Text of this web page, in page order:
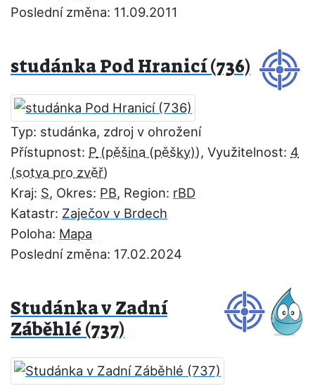
Poslední změna: 11.09.2011
studánka Pod Hranicí (736)
Typ: studánka, zdroj v ohrožení
Přístupnost: P , Využitelnost: 4
Kraj: S, Okres: PB, Region: rBD
Katastr: Zaječov v Brdech
Poloha: Mapa
Poslední změna: 17.02.2024
Studánka v Zadní
Záběhlé (737)